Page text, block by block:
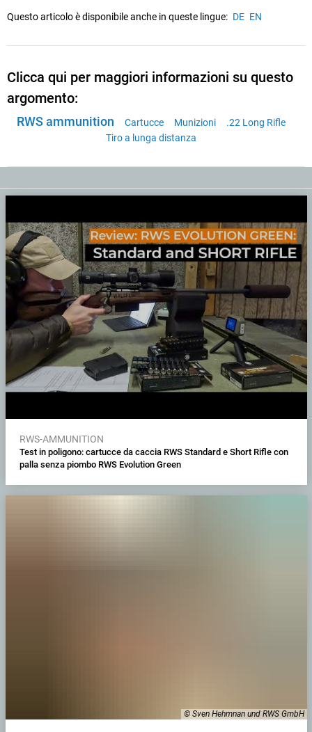
Questo articolo è disponibile anche in queste lingue: DE EN
Clicca qui per maggiori informazioni su questo
argomento:
RWS ammunition Cartucce Munizioni
.22 Long Rifle
Tiro a lunga distanza
RWS-AMMUNITION
Test in poligono: cartucce da caccia RWS Standard e Short Rifle con
palla senza piombo RWS Evolution Green
© Sven Hehmnan und RWS GmbH